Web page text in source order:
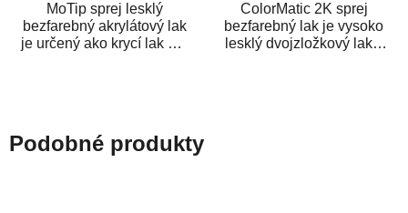
MoTip sprej lesklý
bezfarebný akrylátový lak
je určený ako krycí lak pre
ColorMatic 2K sprej
bezfarebný lak je vysoko
lesklý dvojzložkový lak s
Podobné produkty